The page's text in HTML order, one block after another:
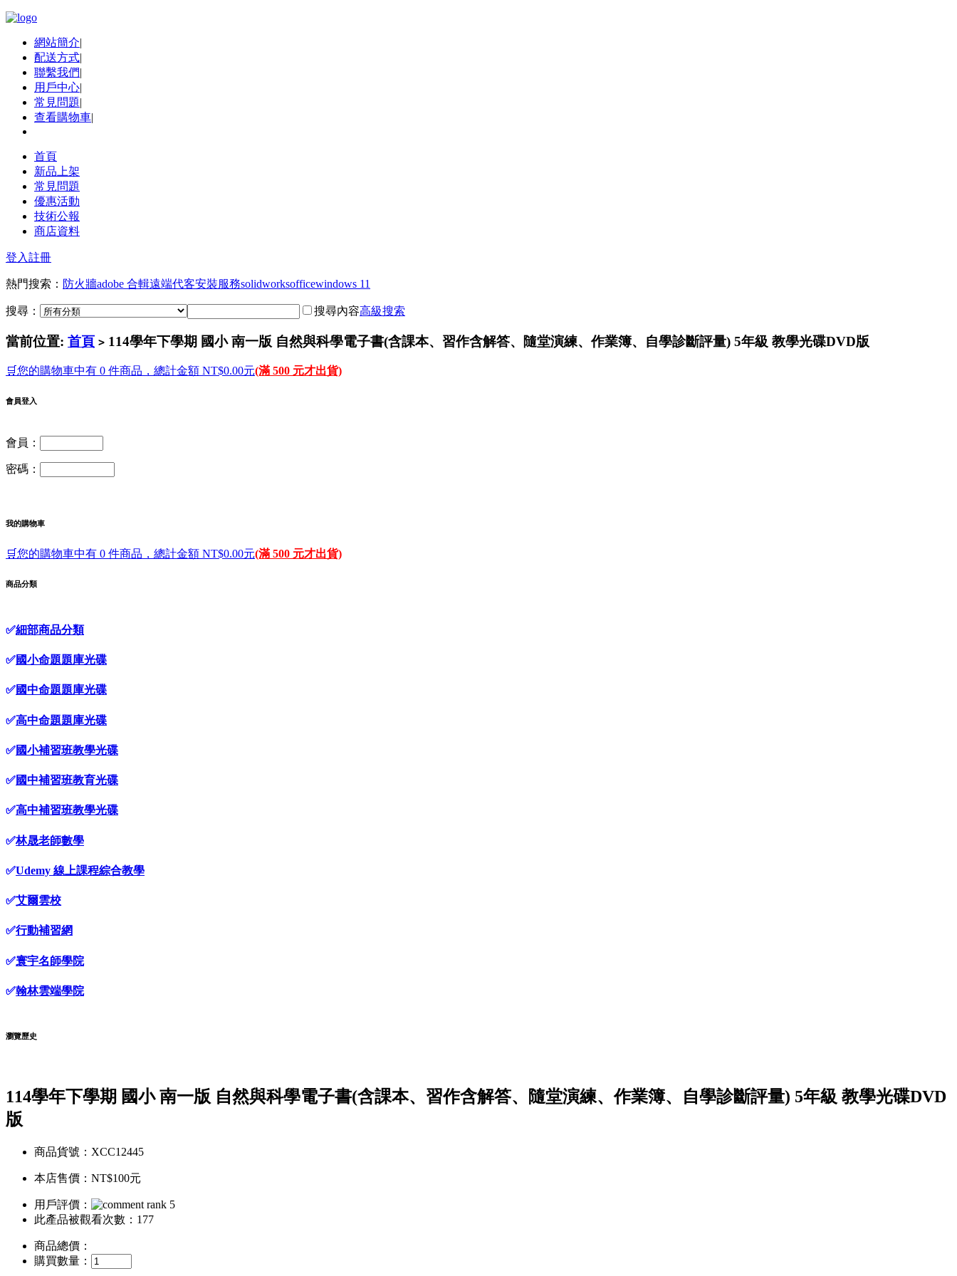
網站簡介|
配送方式|
聯繫我們|
用戶中心|
常見問題|
查看購物車|
首頁
新品上架
常見問題
優惠活動
技術公報
商店資料
登入註冊
熱門搜索： 防火牆adobe 合輯遠端代客安裝服務solidworksofficewindows 11
搜尋： 搜尋內容高級搜索
當前位置: 首頁 > 114學年下學期 國小 南一版 自然與科學電子書(含課本、習作含解答、隨堂演練、作業簿、自學診斷評量) 5年級 教學光碟DVD版
🛒您的購物車中有 0 件商品，總計金額 NT$0.00元(滿 500 元才出貨)
會員登入
會員：
密碼：
我的購物車
🛒您的購物車中有 0 件商品，總計金額 NT$0.00元(滿 500 元才出貨)
商品分類
✅細部商品分類
✅國小命題題庫光碟
✅國中命題題庫光碟
✅高中命題題庫光碟
✅國小補習班教學光碟
✅國中補習班教育光碟
✅高中補習班教學光碟
✅林晟老師數學
✅Udemy 線上課程綜合教學
✅艾爾雲校
✅行動補習網
✅寰宇名師學院
✅翰林雲端學院
瀏覽歷史
114學年下學期 國小 南一版 自然與科學電子書(含課本、習作含解答、隨堂演練、作業簿、自學診斷評量) 5年級 教學光碟DVD
版
商品貨號：XCC12445
本店售價： NT$100元
用戶評價：
此產品被觀看次數：177
商品總價：
購買數量：